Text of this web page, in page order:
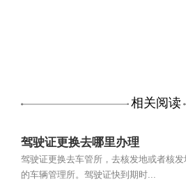
相关阅读
驾驶证更换去哪里办理
驾驶证更换去车管所，去核发地或者核发
的车辆管理所。驾驶证快到期时...